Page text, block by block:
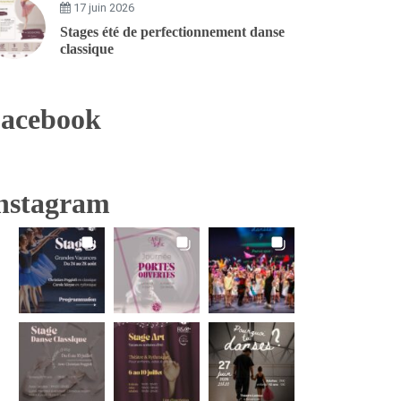
17 juin 2026
Stages été de perfectionnement danse
classique